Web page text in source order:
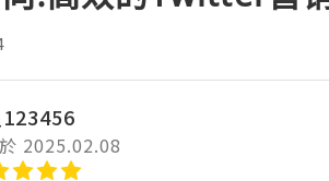
2025.02.08